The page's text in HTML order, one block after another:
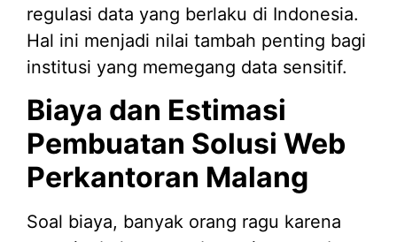
regulasi data yang berlaku di Indonesia.
Hal ini menjadi nilai tambah penting bagi
institusi yang memegang data sensitif.
Biaya dan Estimasi
Pembuatan Solusi Web
Perkantoran Malang
Soal biaya, banyak orang ragu karena